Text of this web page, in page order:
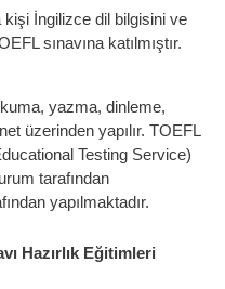
kişi İngilizce dil bilgisini ve
sınavına katılmıştır.
yazma, dinleme,
üzerinden yapılır. TOEFL
Testing Service)
tarafından
yapılmaktadır.
Hazırlık Eğitimleri